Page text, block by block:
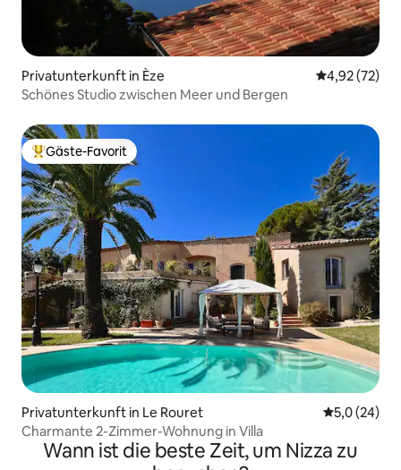
Privatunterkunft in Èze
4,92 (72)
Schönes Studio zwischen Meer und Bergen
Beliebter Gäste-Favorit.
Gäste-Favorit
Privatunterkunft in Le Rouret
5,0 (24)
Charmante 2-Zimmer-Wohnung in Villa
Wann ist die beste Zeit, um Nizza zu